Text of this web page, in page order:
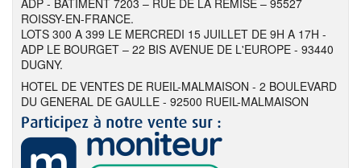
ADP - BATIMENT 7203 – RUE DE LA REMISE – 95527
ROISSY-EN-FRANCE.
LOTS 300 A 399 LE MERCREDI 15 JUILLET DE 9H A 17H -
ADP LE BOURGET – 22 BIS AVENUE DE L'EUROPE - 93440
DUGNY.
HOTEL DE VENTES DE RUEIL-MALMAISON - 2 BOULEVARD
DU GENERAL DE GAULLE - 92500 RUEIL-MALMAISON